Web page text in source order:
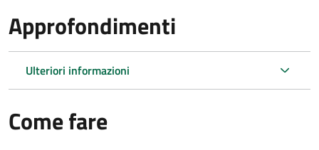
Approfondimenti
Ulteriori informazioni
Come fare